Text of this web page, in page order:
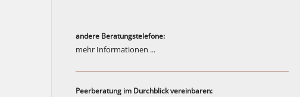
andere Beratungstelefone:
mehr Informationen ...
Peerberatung im Durchblick vereinbaren: